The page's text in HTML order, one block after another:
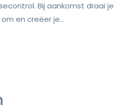
Bij aankomst draai je
en creëer je...